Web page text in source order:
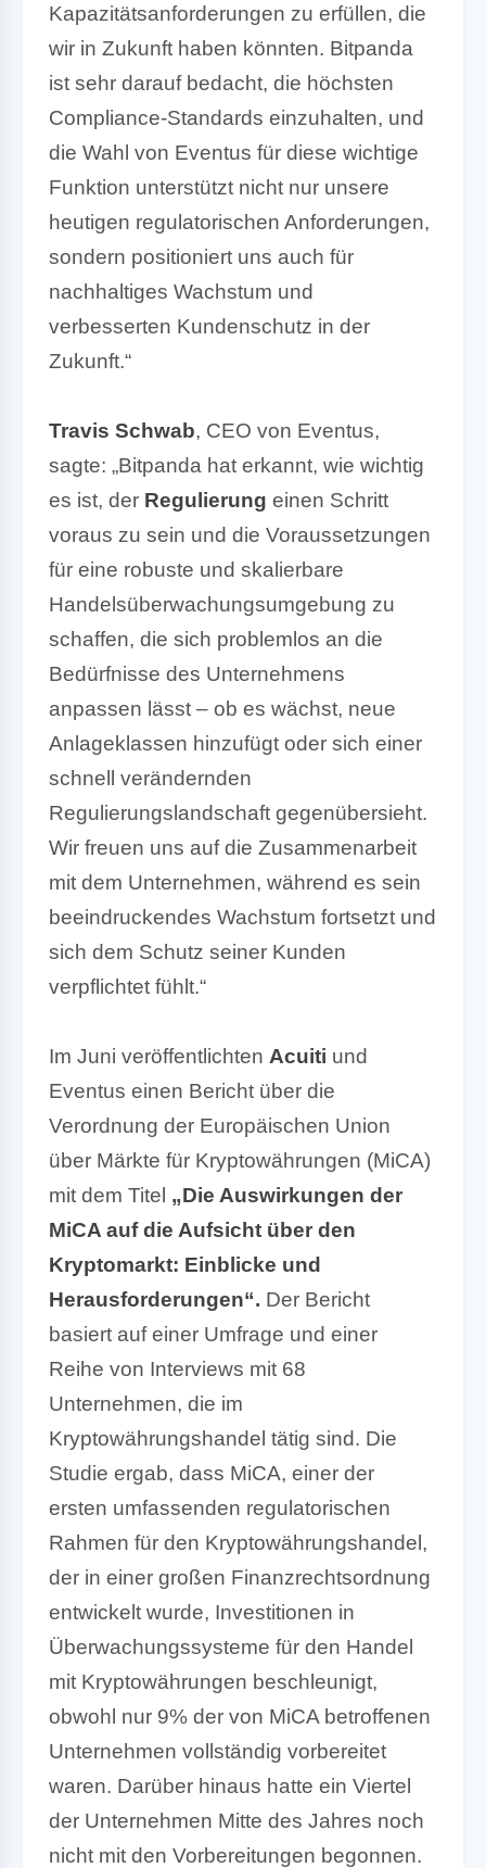
Kapazitätsanforderungen zu erfüllen, die
wir in Zukunft haben könnten. Bitpanda
ist sehr darauf bedacht, die höchsten
Compliance-Standards einzuhalten, und
die Wahl von Eventus für diese wichtige
Funktion unterstützt nicht nur unsere
heutigen regulatorischen Anforderungen,
sondern positioniert uns auch für
nachhaltiges Wachstum und
verbesserten Kundenschutz in der
Zukunft.“
Travis Schwab, CEO von Eventus,
sagte: „Bitpanda hat erkannt, wie wichtig
es ist, der Regulierung einen Schritt
voraus zu sein und die Voraussetzungen
für eine robuste und skalierbare
Handelsüberwachungsumgebung zu
schaffen, die sich problemlos an die
Bedürfnisse des Unternehmens
anpassen lässt – ob es wächst, neue
Anlageklassen hinzufügt oder sich einer
schnell verändernden
Regulierungslandschaft gegenübersieht.
Wir freuen uns auf die Zusammenarbeit
mit dem Unternehmen, während es sein
beeindruckendes Wachstum fortsetzt und
sich dem Schutz seiner Kunden
verpflichtet fühlt.“
Im Juni veröffentlichten Acuiti und
Eventus einen Bericht über die
Verordnung der Europäischen Union
über Märkte für Kryptowährungen (MiCA)
mit dem Titel „Die Auswirkungen der
MiCA auf die Aufsicht über den
Kryptomarkt: Einblicke und
Herausforderungen“. Der Bericht
basiert auf einer Umfrage und einer
Reihe von Interviews mit 68
Unternehmen, die im
Kryptowährungshandel tätig sind. Die
Studie ergab, dass MiCA, einer der
ersten umfassenden regulatorischen
Rahmen für den Kryptowährungshandel,
der in einer großen Finanzrechtsordnung
entwickelt wurde, Investitionen in
Überwachungssysteme für den Handel
mit Kryptowährungen beschleunigt,
obwohl nur 9% der von MiCA betroffenen
Unternehmen vollständig vorbereitet
waren. Darüber hinaus hatte ein Viertel
der Unternehmen Mitte des Jahres noch
nicht mit den Vorbereitungen begonnen.